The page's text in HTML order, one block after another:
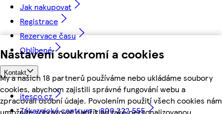
Nastavení soukromí a cookies
My a našich 18 partnerů používáme nebo ukládáme soubory
cookies, abychom zajistili správné fungování webu a
zpracovali osobní údaje. Povolením použití všech cookies nám
umožníte zobrazovat například také personalizovanou
Jak nakupovat
Registrace
Rezervace času
Oblíbené
Kontakt
itesco.cz
Zákaznické centrum - 800 222 555